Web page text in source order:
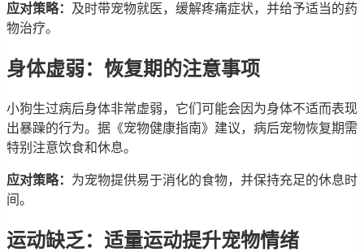
应对策略： 及时带宠物就医，缓解疼痛症状，并给予适当的药
物治疗。
身体虚弱：恢复期的注意事项
小狗生过病后身体非常虚弱，它们可能会因为身体不适而表现
出暴躁的行为。据《宠物健康指南》建议，病后宠物恢复期需
特别注意饮食和休息。
应对策略： 为宠物提供易于消化的食物，并保持充足的休息时
间。
运动缺乏：适量运动提升宠物情绪